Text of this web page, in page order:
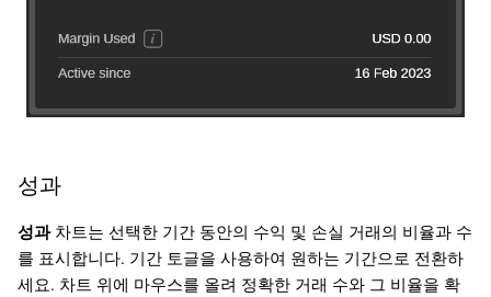
성과
성과차트는 선택한 기간 동안의 수익 및 손실 거래의 비율과 수
를 표시합니다. 기간 토글을 사용하여 원하는 기간으로 전환하
세요. 차트 위에 마우스를 올려 정확한 거래 수와 그 비율을 확